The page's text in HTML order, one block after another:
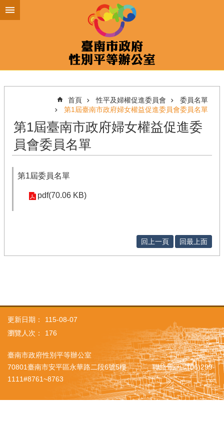
跳到主要內容區塊
首頁 性平及婦權促進委員會
委員名單
第1屆臺南市政府婦女權益促進委員會委員名單
第1屆臺南市政府婦女權益促進委
員會委員名單
第1屆委員名單
pdf(70.06 KB)
回上一頁 回最上面
更新日期：
115-08-07
瀏覽人次：
176
臺南市政府性別平等辦公室
70801臺南市安平區永華路二段6號5樓 聯絡電話：(06)299-
1111#8761~8763